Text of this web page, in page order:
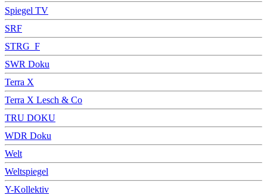
Spiegel TV
SRF
STRG_F
SWR Doku
Terra X
Terra X Lesch & Co
TRU DOKU
WDR Doku
Welt
Weltspiegel
Y-Kollektiv